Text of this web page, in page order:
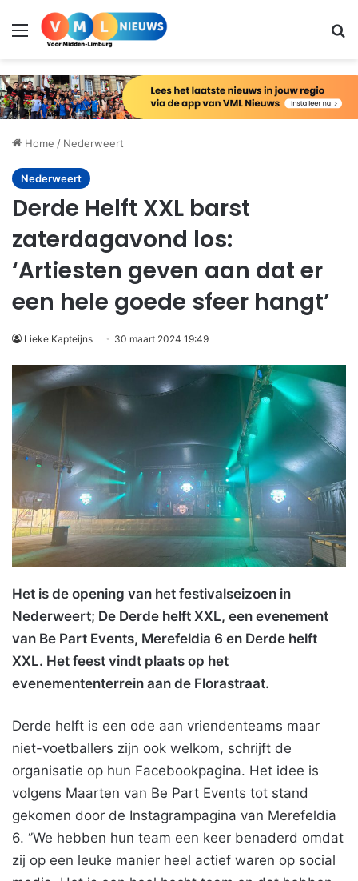
Menu
Home / Nederweert
Nederweert
Derde Helft XXL barst
zaterdagavond los:
‘Artiesten geven aan dat er
een hele goede sfeer hangt’
Lieke Kapteijns 30 maart 2024 19:49
Het is de opening van het festivalseizoen in
Nederweert; De Derde helft XXL, een evenement
van Be Part Events, Merefeldia 6 en Derde helft
XXL. Het feest vindt plaats op het
evenemententerrein aan de Florastraat.
Derde helft is een ode aan vriendenteams maar
niet-voetballers zijn ook welkom, schrijft de
organisatie op hun Facebookpagina. Het idee is
volgens Maarten van Be Part Events tot stand
gekomen door de Instagrampagina van Merefeldia
6. ‘’We hebben hun team een keer benaderd omdat
zij op een leuke manier heel actief waren op social